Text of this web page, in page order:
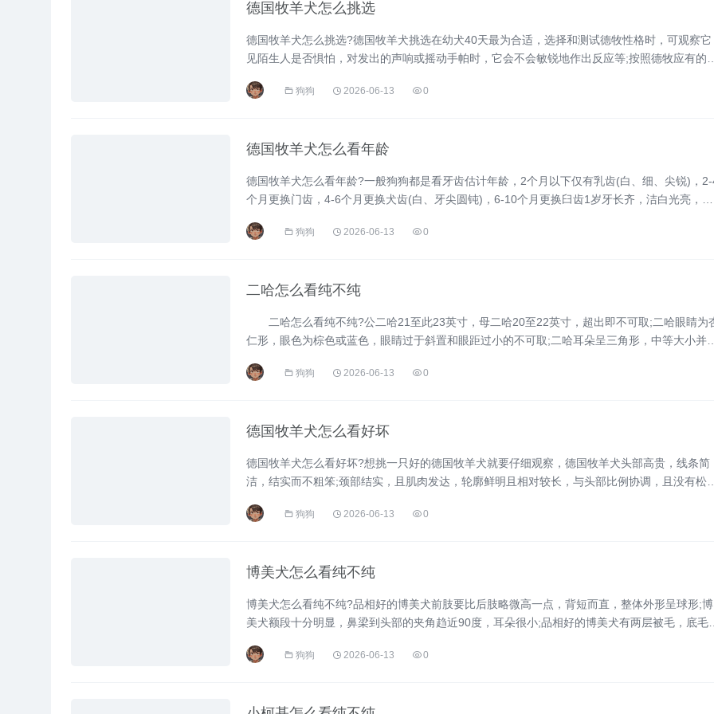
德国牧羊犬怎么挑选
德国牧羊犬怎么挑选?德国牧羊犬挑选在幼犬40天最为合适，选择和测试德牧性格时，可观察它
见陌生人是否惧怕，对发出的声响或摇动手帕时，它会不会敏锐地作出反应等;按照德牧应有的
狗狗 2026-06-13 0
德国牧羊犬怎么看年龄
德国牧羊犬怎么看年龄?一般狗狗都是看牙齿估计年龄，2个月以下仅有乳齿(白、细、尖锐)，
个月更换门齿，4-6个月更换犬齿(白、牙尖圆钝)，6-10个月更换臼齿1岁牙长齐，洁白光亮，门
狗狗 2026-06-13 0
二哈怎么看纯不纯
二哈怎么看纯不纯?公二哈21至此23英寸，母二哈20至22英寸，超出即不可取;二哈眼睛为
仁形，眼色为棕色或蓝色，眼睛过于斜置和眼距过小的不可取;二哈耳朵呈三角形，中等大小并
狗狗 2026-06-13 0
德国牧羊犬怎么看好坏
德国牧羊犬怎么看好坏?想挑一只好的德国牧羊犬就要仔细观察，德国牧羊犬头部高贵，线条简
洁，结实而不粗笨;颈部结实，且肌肉发达，轮廓鲜明且相对较长，与头部比例协调，且没有松
狗狗 2026-06-13 0
博美犬怎么看纯不纯
博美犬怎么看纯不纯?品相好的博美犬前肢要比后肢略微高一点，背短而直，整体外形呈球形;博
美犬额段十分明显，鼻梁到头部的夹角趋近90度，耳朵很小;品相好的博美犬有两层被毛，底毛
狗狗 2026-06-13 0